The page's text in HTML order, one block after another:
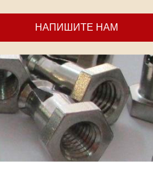
НАПИШИТЕ НАМ